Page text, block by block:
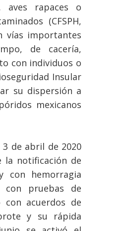
aves rapaces o
(CFSPH,
vías importantes
de cacería,
con individuos o
Insular
su dispersión a
mexicanos
de abril de 2020
la notificación de
con hemorragia
pruebas de
acuerdos de
y su rápida